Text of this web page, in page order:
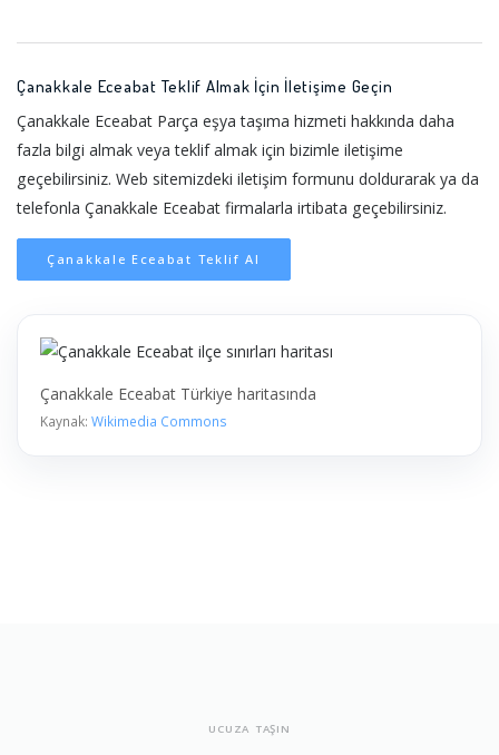
Çanakkale Eceabat Teklif Almak İçin İletişime Geçin
Çanakkale Eceabat Parça eşya taşıma hizmeti hakkında daha
fazla bilgi almak veya teklif almak için bizimle iletişime
geçebilirsiniz. Web sitemizdeki iletişim formunu doldurarak ya da
telefonla Çanakkale Eceabat firmalarla irtibata geçebilirsiniz.
Çanakkale Eceabat Teklif Al
Çanakkale Eceabat Türkiye haritasında
Kaynak: Wikimedia Commons
UCUZA TAŞIN